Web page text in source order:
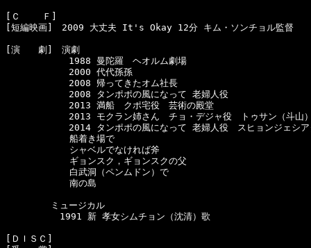
[Ｃ    Ｆ]
[短編映画]　2009 大丈夫 It's Okay 12分 キム・ソンチョル監督
[演　　劇]　演劇
1988 曼陀羅　ヘオルム劇場
2000 代代孫孫
2008 帰ってきたオム社長
2008 タンポポの風になって 老婦人役
2013 満船　クポ宅役　芸術の殿堂
2013 モクラン姉さん　チョ・デジャ役　トゥサン（斗山）
2014 タンポポの風になって 老婦人役　スヒョンジェシア
船着き場で
シャベルでなければ斧
ギョンスク，ギョンスクの父
白武洞（ペンムドン）で
南の島
ミュージカル
1991 新 孝女シムチョン（沈清）歌
[ＤＩＳＣ]